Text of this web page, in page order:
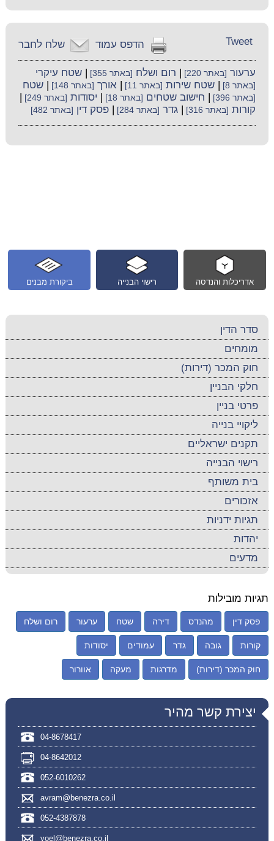
שלח לחבר הדפס עמוד Tweet
ערעור [באתר 220] רום ושלח [באתר 355] |שטח עיקרי
[באתר 8] |שטח שירות [באתר 11] |אורך [באתר 148] |שטח
[באתר 396] חישוב שטחים [באתר 18] יסודות [באתר 249]
קורות [באתר 316] |גדר [באתר 284] |פסק דין [באתר 482]
ביקורת מבנים רישוי הבנייה אדריכלות והנדסה
סדר הדין
מומחים
חוק המכר (דירות)
חלקי הבניין
פרטי בניין
ליקויי בנייה
תקנים ישראליים
רישוי הבנייה
בית משותף
אזכורים
תגיות ידניות
יהדות
מדעים
תגיות מובילות
פסק דין מהנדס דירה שטח ערעור רום ושלח
קורות גובה גדר עמודים יסודות
חוק המכר (דירות) מדרגות מעקה אוורור
יצירת קשר מהיר
04-8678417
04-8642012
052-6010262
avram@benezra.co.il
052-4387878
yoel@benezra.co.il